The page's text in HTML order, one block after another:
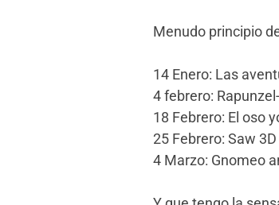
Menudo principio
14 Enero: Las
4 febrero:
18 Febrero: El oso
25 Febrero: Saw
4 Marzo: Gnomeo